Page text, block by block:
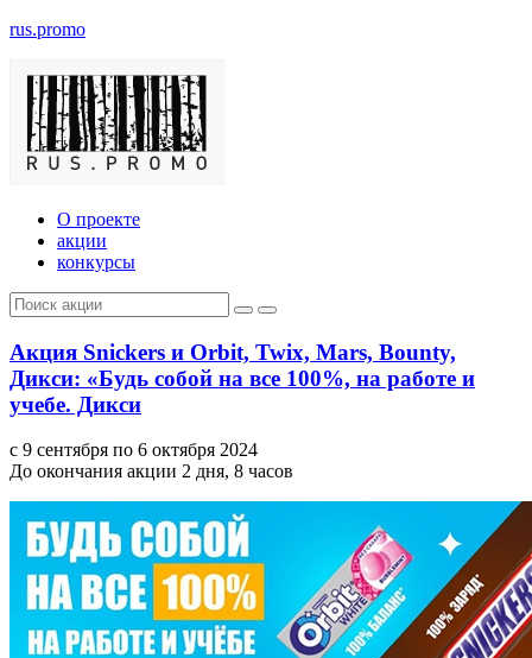
rus.promo
О проекте
акции
конкурсы
Акция Snickers и Orbit, Twix, Mars, Bounty,
Дикси: «Будь собой на все 100%, на работе и
учебе. Дикси
с 9 сентября по 6 октября 2024
До окончания акции 2 дня, 8 часов